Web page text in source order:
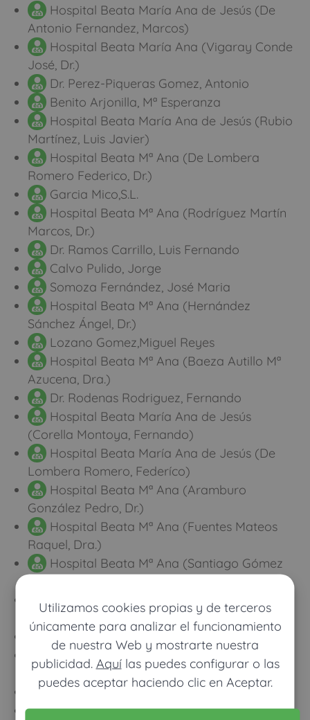
Utilizamos cookies propias y de terceros
únicamente para analizar el funcionamiento
de nuestra Web y mostrarte nuestra
publicidad. Aquílas puedes configurar o las
puedes aceptar haciendo clic en Aceptar.
Hospital Beata María Ana de Jesús (De
Antonio Fernandez, Marcos)
Hospital Beata María Ana (Vigaray Conde
José, Dr.)
Dr. Perez-Piqueras Gomez, Antonio
Benito Arjonilla, Mª Esperanza
Hospital Beata María Ana de Jesús (Rubio
Martínez, Luis Javier)
Hospital Beata Mª Ana (De Lombera
Romero Federico, Dr.)
Garcia Mico,S.L.
Hospital Beata Mª Ana (Rodríguez Martín
Marcos, Dr.)
Dr. Ramos Carrillo, Luis Fernando
Calvo Pulido, Jorge
Somoza Fernández, José Maria
Hospital Beata Mª Ana (Hernández
Sánchez Ángel, Dr.)
Lozano Gomez,Miguel Reyes
Hospital Beata Mª Ana (Baeza Autillo Mª
Azucena, Dra.)
Dr. Rodenas Rodriguez, Fernando
Hospital Beata María Ana de Jesús
(Corella Montoya, Fernando)
Hospital Beata María Ana de Jesús (De
Lombera Romero, Federíco)
Hospital Beata Mª Ana (Aramburo
González Pedro, Dr.)
Hospital Beata Mª Ana (Fuentes Mateos
Raquel, Dra.)
Hospital Beata Mª Ana (Santiago Gómez
Hospital Beata Mª Ana (Jalón López Jose
Ignacio, Dr.)
Dr. Rodriguez Garcia, Jesus
ITACC (García-Alejo Hernández Rodrigo,
Dr.)
Dr. Rodriguez Gonzalez-Moro, Jose Miguel
Dr. Rodriguez Jimenez, Carlos Enrique